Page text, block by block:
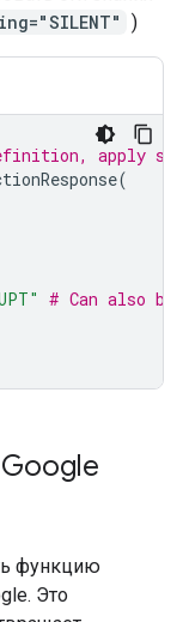
)
apply
(
# Can also be
функцию
Это